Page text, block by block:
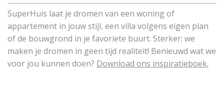
SuperHuis laat je dromen van een woning of
appartement in jouw stijl, een villa volgens eigen plan
of de bouwgrond in je favoriete buurt. Sterker: we
maken je dromen in geen tijd realiteit! Benieuwd wat we
voor jou kunnen doen? Download ons inspiratieboek.